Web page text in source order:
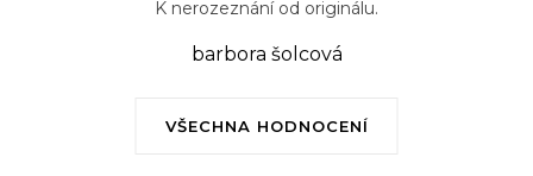
VŠECHNA HODNOCENÍ
K nerozeznání od originálu.
barbora šolcová